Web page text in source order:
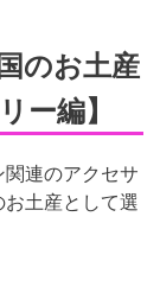
のお土産
ー編】
連のアクセサ
土産として選